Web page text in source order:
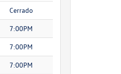
Cerrado
7:00PM
7:00PM
7:00PM